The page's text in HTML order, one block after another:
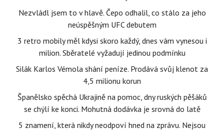
Nezvládl jsem to v hlavě. Čepo odhalil, co stálo za jeho
neúspěšným UFC debutem
3 retro mobily měl kdysi skoro každý, dnes vám vynesou i
milion. Sběratelé vyžadují jedinou podmínku
Silák Karlos Vémola shání peníze. Prodává svůj klenot za
4,5 milionu korun
Španělsko spěchá Ukrajině na pomoc, dny ruských pěšáků
se chýlí ke konci. Mohutná dodávka je srovná do latě
5 znamení, která nikdy neodpoví hned na zprávu. Nejsou